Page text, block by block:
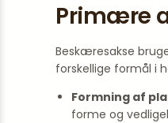
Primære
Beskæresakse
forskellige formål i
Formning af
forme og